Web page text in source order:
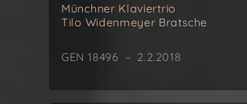
Münchner Klaviertrio
Tilo Widenmeyer Bratsche
GEN 18496 – 2.2.2018